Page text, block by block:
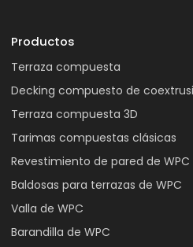
Productos
Terraza compuesta
Decking compuesto de
Terraza compuesta 3D
Tarimas compuestas clásicas
Revestimiento de pared de WPC
Baldosas para terrazas de WPC
Valla de WPC
Barandilla de WPC